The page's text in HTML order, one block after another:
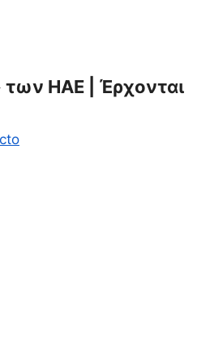
των ΗΑΕ | Έρχονται